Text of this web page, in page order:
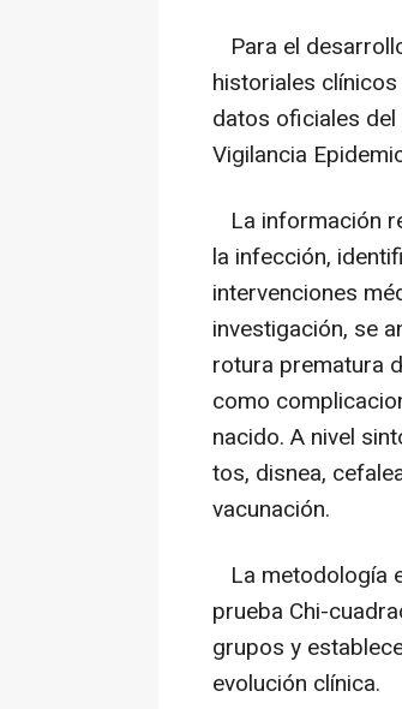
Para el
historiales
datos oficiales
Vigilancia
La información
la infección,
intervenciones
investigación, se
rotura prematura
como
nacido. A nivel
tos, disnea,
vacunación.
La metodología
prueba Chi-
grupos y
evolución clínica.